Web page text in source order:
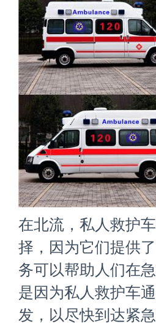
在北流，私人救护
择，因为它们提供
务可以帮助人们在
是因为私人救护车
发，以尽快到达紧